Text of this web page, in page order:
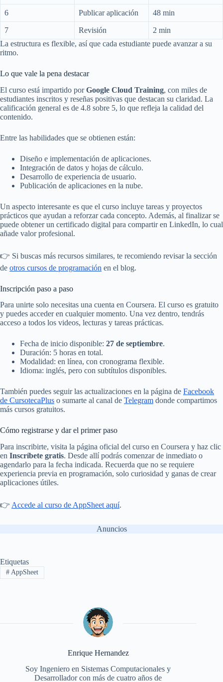
6 Publicar aplicación 48 min
7 Revisión
2 min
La estructura es flexible, así que cada estudiante puede avanzar a su
ritmo.
Lo que vale la pena destacar
El curso está impartido porGoogle Cloud Training, con miles de
estudiantes inscritos y reseñas positivas que destacan su claridad. La
calificación general es de 4.8 sobre 5, lo que refleja la calidad del
contenido.
Entre las habilidades que se obtienen están:
Diseño e implementación de aplicaciones.
Integración de datos y hojas de cálculo.
Desarrollo de experiencia de usuario.
Publicación de aplicaciones en la nube.
Un aspecto interesante es que el curso incluye tareas y proyectos
prácticos que ayudan a reforzar cada concepto. Además, al finalizar se
puede obtener un certificado digital para compartir en LinkedIn, lo cual
añade valor profesional.
👉 Si buscas más recursos similares, te recomiendo revisar la sección
de otros cursos de programación en el blog.
Inscripción paso a paso
Para unirte solo necesitas una cuenta en Coursera. El curso es gratuito
y puedes acceder en cualquier momento. Una vez dentro, tendrás
acceso a todos los videos, lecturas y tareas prácticas.
Fecha de inicio disponible: 27 de septiembre.
Duración: 5 horas en total.
Modalidad: en línea, con cronograma flexible.
Idioma: inglés, pero con subtítulos disponibles.
También puedes seguir las actualizaciones en la página de Facebook
de CursotecaPlus o sumarte al canal de Telegram donde compartimos
más cursos gratuitos.
Cómo registrarse y dar el primer paso
Para inscribirte, visita la página oficial del curso en Coursera y haz clic
en Inscríbete gratis. Desde allí podrás comenzar de inmediato o
agendarlo para la fecha indicada. Recuerda que no se requiere
experiencia previa en programación, solo curiosidad y ganas de crear
aplicaciones útiles.
👉 Accede al curso de AppSheet aquí.
Anuncios
Etiquetas
#AppSheet
Enrique Hernandez
Soy Ingeniero en Sistemas Computacionales y
Desarrollador con más de cuatro años de